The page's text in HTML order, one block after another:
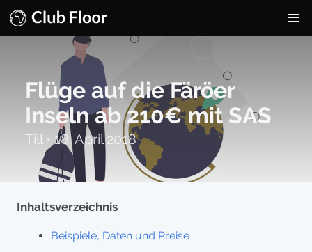
Flüge auf die Färöer
Inseln ab 210€ mit SAS
Till • 18. April 2018
Inhaltsverzeichnis
Beispiele, Daten und Preise